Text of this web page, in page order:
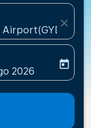
close
return-date-
2026
today